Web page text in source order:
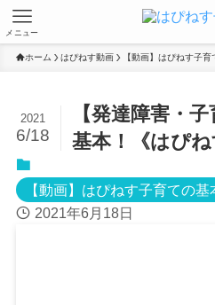
メニュー
ホーム はぴねす動画 【動画】はぴねす子育
【発達障害・
基本！《はぴね
2021
6/18
【動画】はぴねす子育ての基
2021年6月18日